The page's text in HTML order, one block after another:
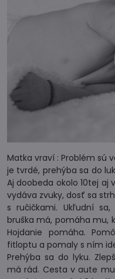
Matka vraví : Problém sú
je tvrdé, prehýba sa do
Aj doobeda okolo 10tej aj
vydáva zvuky, dosť sa
s ručičkami. Ukľudní
bruška má, pomáha mu,
Hojdanie pomáha.
fitloptu a pomaly s ním
Prehýba sa do lyku.
má rád. Cesta v aute